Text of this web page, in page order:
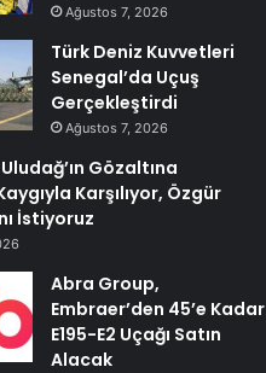
Ağustos 7, 2026
Türk Deniz Kuvvetleri
Senegal’da Uçuş
Gerçekleştirdi
Ağustos 7, 2026
Gözaltına
Karşılıyor, Özgür
İstiyoruz
Abra Group,
Embraer’den 45’e Kadar
E195-E2 Uçağı Satın
Alacak